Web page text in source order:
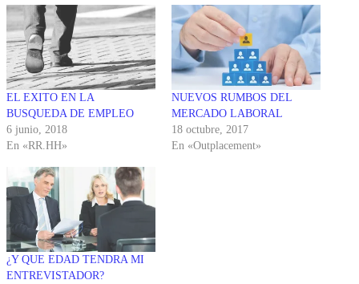
EL EXITO EN LA
BUSQUEDA DE EMPLEO
6 junio, 2018
En «RR.HH»
NUEVOS RUMBOS DEL
MERCADO LABORAL
18 octubre, 2017
En «Outplacement»
¿Y QUE EDAD TENDRA MI
ENTREVISTADOR?